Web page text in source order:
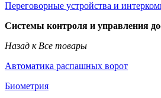
Переговорные устройства и
Системы контроля и управления
Назад к Все товары
Автоматика распашных ворот
Биометрия